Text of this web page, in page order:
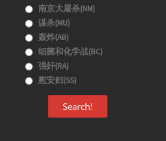
南京大屠杀(NM)
谋杀(MU)
轰炸(AB)
细菌和化学战(BC)
强奸(RA)
慰安妇(SS)
Search!